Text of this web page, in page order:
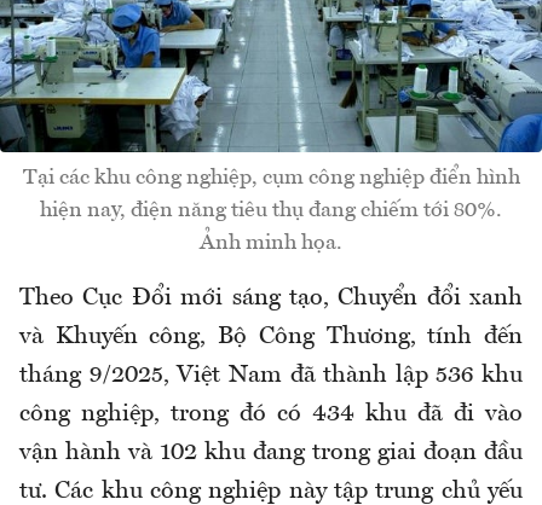
Tại các khu công nghiệp, cụm công nghiệp điển hình
hiện nay, điện năng tiêu thụ đang chiếm tới 80%.
Ảnh minh họa.
Theo Cục Đổi mới sáng tạo, Chuyển đổi xanh
và Khuyến công, Bộ Công Thương, tính đến
tháng 9/2025, Việt Nam đã thành lập 536 khu
công nghiệp, trong đó có 434 khu đã đi vào
vận hành và 102 khu đang trong giai đoạn đầu
tư. Các khu công nghiệp này tập trung chủ yếu